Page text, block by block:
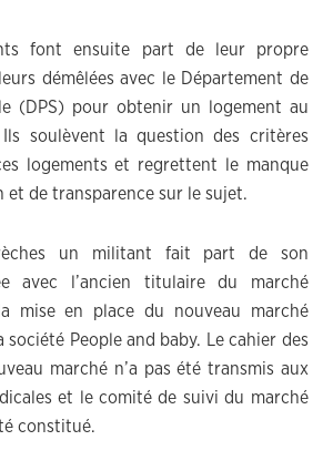
font ensuite part de leur propre
démêlées avec le Département de
(DPS) pour obtenir un logement au
soulèvent la question des critères
logements et regrettent le manque
et de transparence sur le sujet.
un militant fait part de son
avec l’ancien titulaire du marché
mise en place du nouveau marché
société People and baby. Le cahier des
marché n’a pas été transmis aux
et le comité de suivi du marché
constitué.